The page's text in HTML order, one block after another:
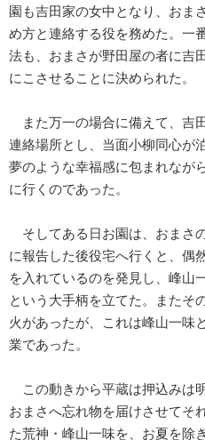
園も吉田家の女中となり、おま
め方と連絡する役を務めた。一
法も、おまさが野田屋の者に吉
にこさせることに決められた。
また万一の場合に備えて、吉
連絡場所とし、当面小柳同心が
夢のような幸福感に包まれなが
に行くのであった。
そしてある日お園は、おまさ
に報告した後役宅へ行くと、偶
を入れているのを発見し、峰山
という大手柄を立てた。またそ
火があったが、これは峰山一味
業であった。
この動きから平蔵は押込みは
おまさへ忘れ物を届けさせてそ
た荒神・峰山一味を、お夏を除